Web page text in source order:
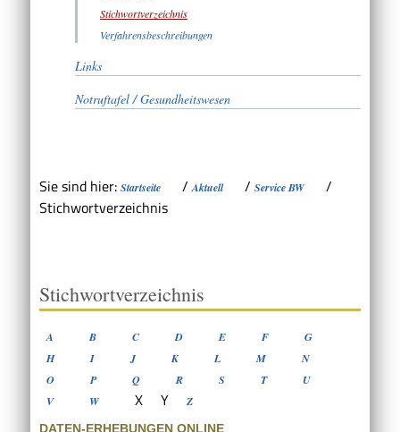
Stichwortverzeichnis
Verfahrensbeschreibungen
Links
Notruftafel / Gesundheitswesen
Sie sind hier: Startseite /Aktuell / Service BW
/
Stichwortverzeichnis
Stichwortverzeichnis
A B C D E F
G
H
I J K L M
N
O
P Q R S T
U
V
W X Y Z
DATEN-ERHEBUNGEN ONLINE